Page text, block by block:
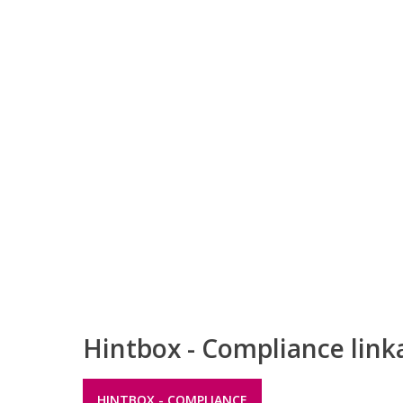
Hintbox - Compliance